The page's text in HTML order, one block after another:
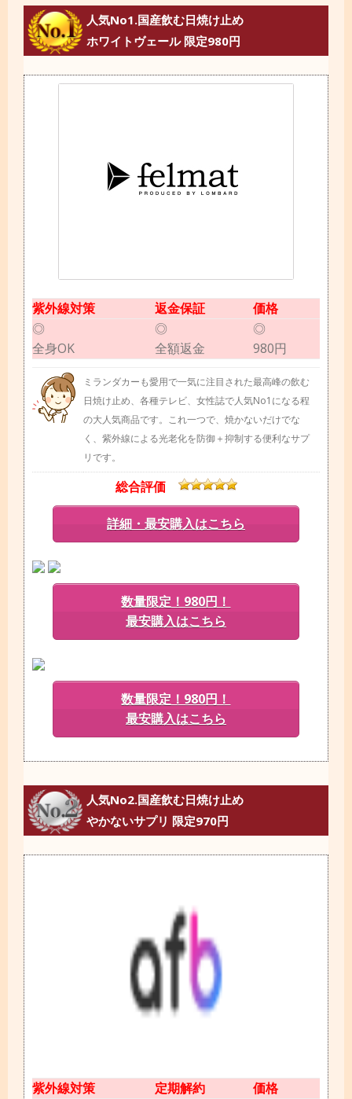
人気No1.国産飲む日焼け止め
ホワイトヴェール 限定980円
紫外線対策 返金保証
価格
◎
全身OK
◎
全額返金
◎
980円
ミランダカーも愛用で一気に注目された最高峰の飲む
日焼け止め、各種テレビ、女性誌で人気No1になる程
の大人気商品です。これ一つで、焼かないだけでな
く、紫外線による光老化を防御＋抑制する便利なサプ
リです。
総合評価
詳細・最安購入はこちら
数量限定！980円！
最安購入はこちら
数量限定！980円！
最安購入はこちら
人気No2.国産飲む日焼け止め
やかないサプリ 限定970円
紫外線対策 定期解約
価格